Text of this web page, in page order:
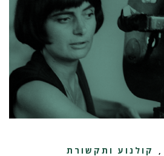
, קולנוע ותקשורת